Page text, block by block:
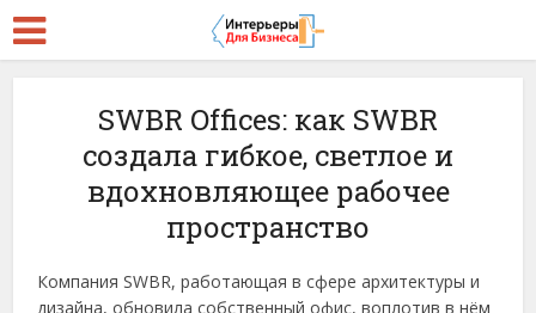
SWBR Offices: как SWBR
создала гибкое, светлое и
вдохновляющее рабочее
пространство
Компания SWBR, работающая в сфере архитектуры и
дизайна, обновила собственный офис, воплотив в нём